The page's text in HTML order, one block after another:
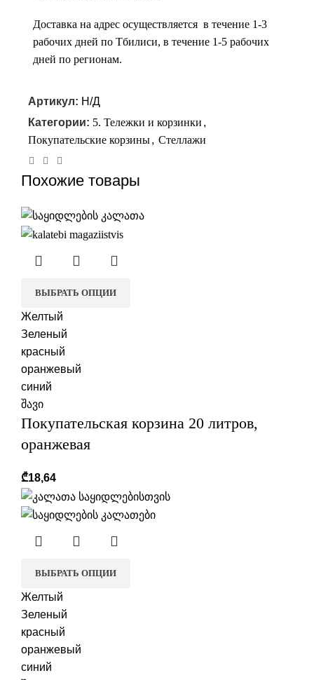
Доставка на адрес осуществляется в течение 1-3
рабочих дней по Тбилиси, в течение 1-5 рабочих
дней по регионам.
Артикул: Н/Д
Категории: 5. Тележки и корзинки ,
Покупательские корзины, Стеллажи
Похожие товары
ВЫБРАТЬ ОПЦИИ
Желтый
Зеленый
красный
оранжевый
синий
შავი
Покупательская корзина 20 литров,
оранжевая
₾18,64
ВЫБРАТЬ ОПЦИИ
Желтый
Зеленый
красный
оранжевый
синий